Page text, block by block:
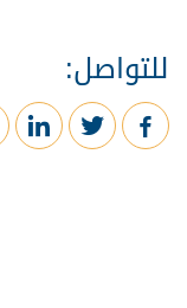
للتواصل: